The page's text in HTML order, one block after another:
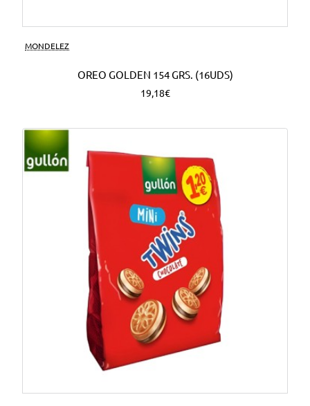
MONDELEZ
OREO GOLDEN 154 GRS. (16UDS)
19,18€